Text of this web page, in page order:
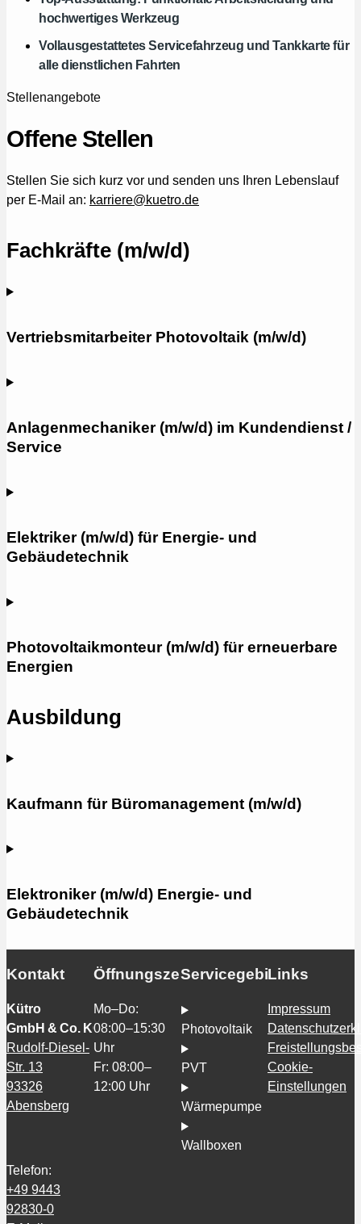
hochwertiges Werkzeug
Vollausgestattetes Servicefahrzeug und Tankkarte für
alle dienstlichen Fahrten
Stellenangebote
Offene Stellen
Stellen Sie sich kurz vor und senden uns Ihren Lebenslauf
per E-Mail an: karriere@kuetro.de
Fachkräfte (m/w/d)
Vertriebsmitarbeiter Photovoltaik (m/w/d)
Anlagenmechaniker (m/w/d) im Kundendienst /
Service
Elektriker (m/w/d) für Energie- und
Gebäudetechnik
Photovoltaikmonteur (m/w/d) für erneuerbare
Energien
Ausbildung
Kaufmann für Büromanagement (m/w/d)
Elektroniker (m/w/d) Energie- und
Gebäudetechnik
Kontakt
Kütro
GmbH & Co. KG
Rudolf-Diesel-
Str. 13
93326
Abensberg
Telefon:
+49 9443
92830-0
Öffnungszeiten
Mo–Do:
08:00–15:30
Uhr
Fr: 08:00–
12:00 Uhr
Servicegebiete
Photovoltaik
PVT
Wärmepumpe
Wallboxen
Links
Impressum
Cookie-
Einstellungen